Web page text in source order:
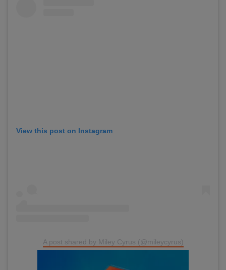
View this post on Instagram
A post shared by Miley Cyrus (@mileycyrus)